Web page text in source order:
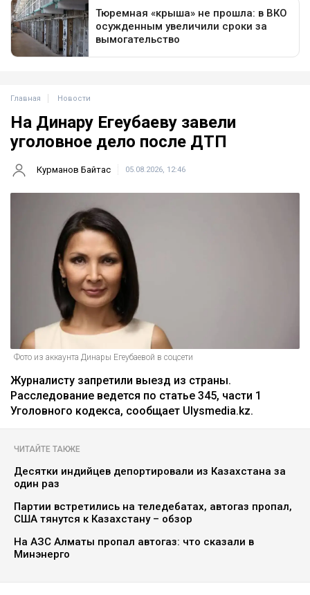
Главная Новости
На Динару Егеубаеву завели
уголовное дело после ДТП
Курманов Байтас 05.08.2026, 12:46
Фото из аккаунта Динары Егеубаевой в соцсети
Журналисту запретили выезд из страны.
Расследование ведется по статье 345, части 1
Уголовного кодекса, сообщает Ulysmedia.kz.
ЧИТАЙТЕ ТАКЖЕ
Десятки индийцев депортировали из Казахстана за
один раз
Партии встретились на теледебатах, автогаз пропал,
США тянутся к Казахстану – обзор
На АЗС Алматы пропал автогаз: что сказали в
Минэнерго